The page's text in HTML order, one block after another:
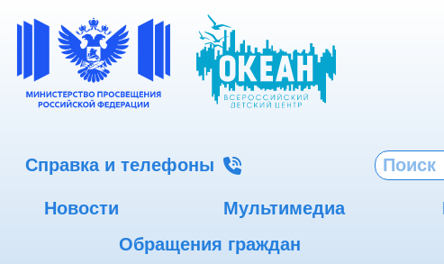
Справка и телефоны
Новости Мультимедиа
Обращения граждан